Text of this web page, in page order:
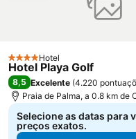
Pabisa Beach Club
Sant Jordi
4 Estrelas
Hotel
Hotel Playa Golf
8,5 Excelente (4.220
Praia de Palma, a 0.8 km de
Selecione as datas para
preços exatos.